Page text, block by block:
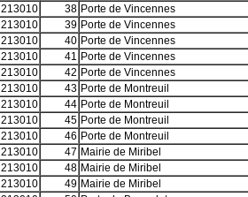
213010 38 Porte de Vincennes
213010 39 Porte de Vincennes
213010 40 Porte de Vincennes
213010 41 Porte de Vincennes
213010 42 Porte de Vincennes
213010 43 Porte de Montreuil
213010 44 Porte de Montreuil
213010 45 Porte de Montreuil
213010 46 Porte de Montreuil
213010 47 Mairie de Miribel
213010 48 Mairie de Miribel
213010 49 Mairie de Miribel